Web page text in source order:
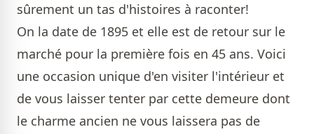
sûrement un tas d'histoires à raconter!
On la date de 1895 et elle est de retour sur le
marché pour la première fois en 45 ans. Voici
une occasion unique d'en visiter l'intérieur et
de vous laisser tenter par cette demeure dont
le charme ancien ne vous laissera pas de